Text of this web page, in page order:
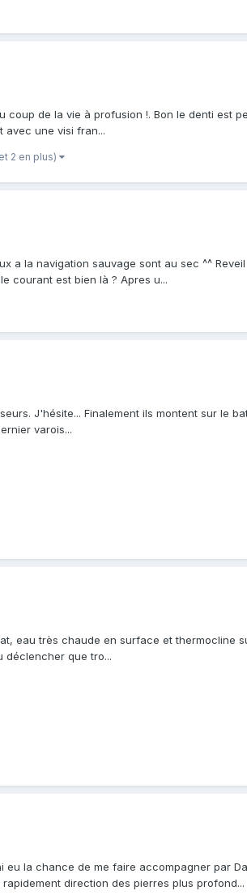
de la vie à profusion !. Bon le denti est
avec une visi fran...
2 en plus)
a la navigation sauvage sont au sec ^^
courant est bien là ? Apres u...
J'hésite... Finalement ils montent sur le
varois...
eau très chaude en surface et thermocline
déclencher que tro...
la chance de me faire accompagner par
direction des pierres plus profond...